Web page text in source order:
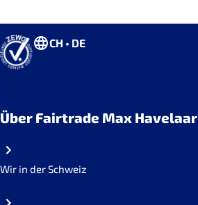
CH • DE
Über Fairtrade Max Havelaar
Wir in der Schweiz